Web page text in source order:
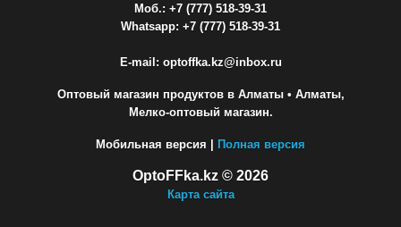
Моб.: +7 (777) 518-39-31
Whatsapp: +7 (777) 518-39-31
E-mail: optoffka.kz@inbox.ru
Оптовый магазин продуктов в Алматы• Алматы,
Мелко-оптовый магазин.
Мобильная версия | Полная версия
OptoFFka.kz © 2026
Карта сайта